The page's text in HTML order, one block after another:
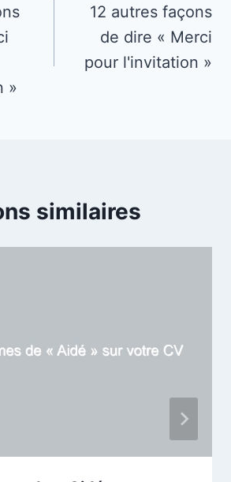
»
12 autres façons
de dire « Merci
pour l'invitation »
similaires